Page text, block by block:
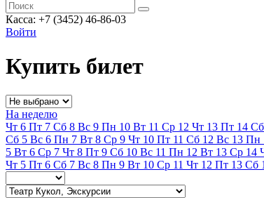
Касса: +7 (3452) 46-86-03
Войти
Купить билет
На неделю
Чт 6 Пт 7 Сб 8 Вс 9 Пн 10 Вт 11 Ср 12 Чт 13 Пт 14 Сб
Сб 5 Вс 6 Пн 7 Вт 8 Ср 9 Чт 10 Пт 11 Сб 12 Вс 13 Пн
5 Вт 6 Ср 7 Чт 8 Пт 9 Сб 10 Вс 11 Пн 12 Вт 13 Ср 14
Чт 5 Пт 6 Сб 7 Вс 8 Пн 9 Вт 10 Ср 11 Чт 12 Пт 13 Сб